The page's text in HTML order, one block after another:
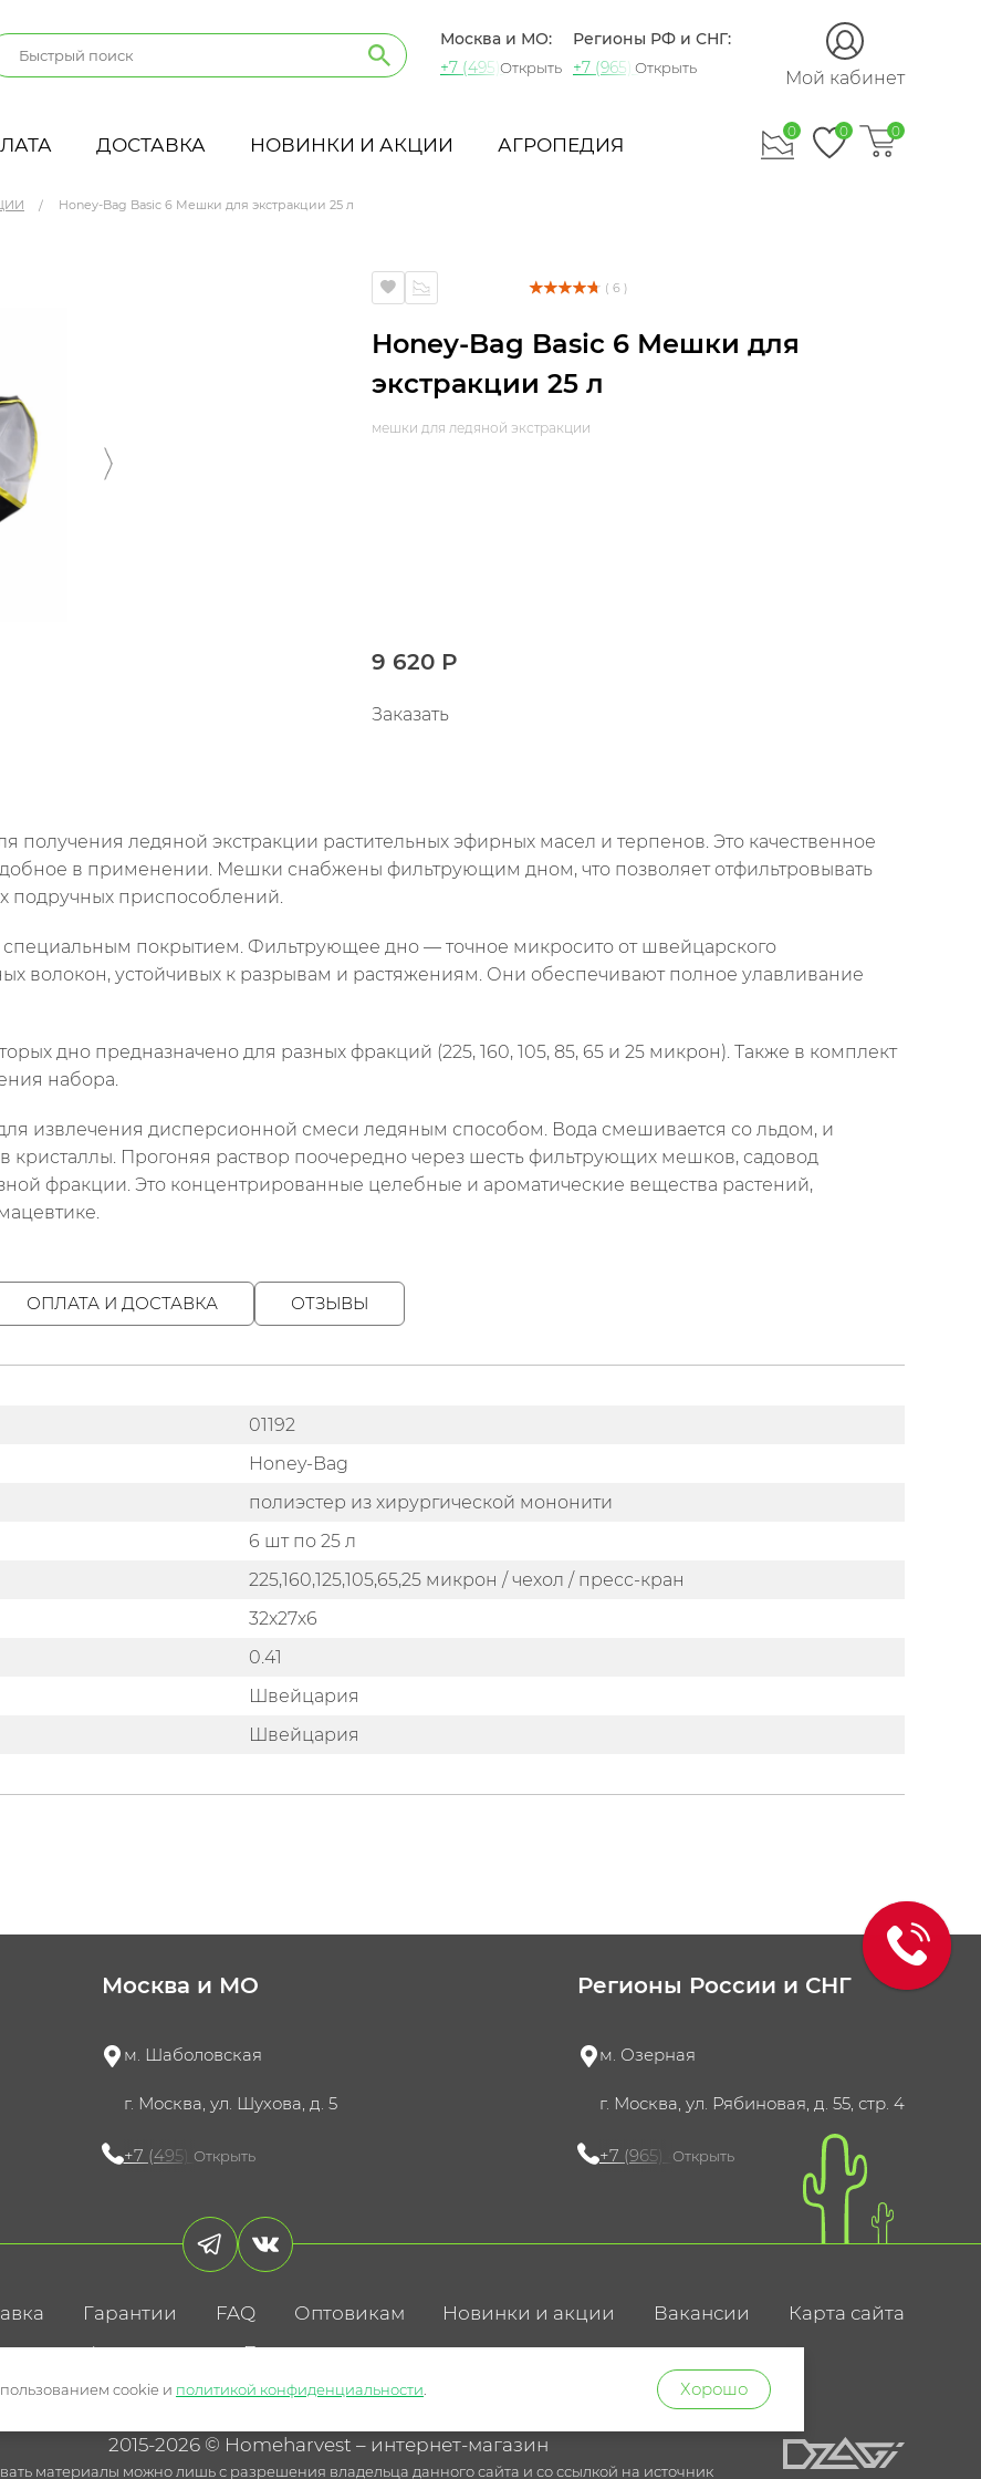
Москва и МО:
+7 (495) 721-60-15
Открыть
Регионы РФ и СНГ:
+7 (965) 420-10-10
Открыть Мой кабинет
ДОСТАВКА НОВИНКИ И АКЦИИ АГРОПЕДИЯ
0 0 0
Honey-Bag Basic 6 Мешки для экстракции 25 л
( 6 )
Honey-Bag Basic 6 Мешки для
экстракции 25 л
мешки для ледяной экстракции
9 620 Р
Заказать
получения ледяной экстракции растительных эфирных масел и терпенов. Это качественное
в применении. Мешки снабжены фильтрующим дном, что позволяет отфильтровывать
подручных приспособлений.
покрытием. Фильтрующее дно — точное микросито от швейцарского
волокон, устойчивых к разрывам и растяжениям. Они обеспечивают полное улавливание
дно предназначено для разных фракций (225, 160, 105, 85, 65 и 25 микрон). Также в комплект
набора.
извлечения дисперсионной смеси ледяным способом. Вода смешивается со льдом, и
Прогоняя раствор поочередно через шесть фильтрующих мешков, садовод
фракции. Это концентрированные целебные и ароматические вещества растений,
ОПЛАТА И ДОСТАВКА ОТЗЫВЫ
01192
Honey-Bag
полиэстер из хирургической мононити
6 шт по 25 л
225,160,125,105,65,25 микрон / чехол / пресс-кран
32х27х6
0.41
Швейцария
Швейцария
Москва и МО
м. Шаболовская
г. Москва, ул. Шухова, д. 5
+7 (495) 721-60-15
Открыть
Регионы России и СНГ
м. Озерная
г. Москва, ул. Рябиновая, д. 55, стр. 4
+7 (965) 420-10-10
Открыть
Гарантии FAQ Оптовикам Новинки и акции Вакансии Карта сайта
конфиденциальностиПользовательское соглашение
2015-2026 © Homeharvest – интернет-магазин
материалы можно лишь с разрешения владельца данного сайта и со ссылкой на источник
cookie и политикой конфиденциальности Хорошо